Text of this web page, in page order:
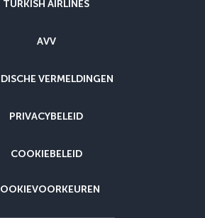
TURKISH AIRLINES
AVV
VERMELDINGEN
PRIVACYBELEID
COOKIEBELEID